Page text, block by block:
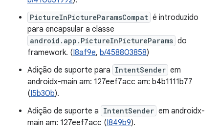
PictureInPictureParamsCompat é introduzido
para encapsular a classe
android.app.PictureInPictureParams do
framework. (I8af9e, b/458803858)
Adição de suporte para IntentSender em
androidx-main am: 127eef7acc am: b4b1111b77
(I5b30b).
Adição de suporte a IntentSender em androidx-
main am: 127eef7acc (I849b9).